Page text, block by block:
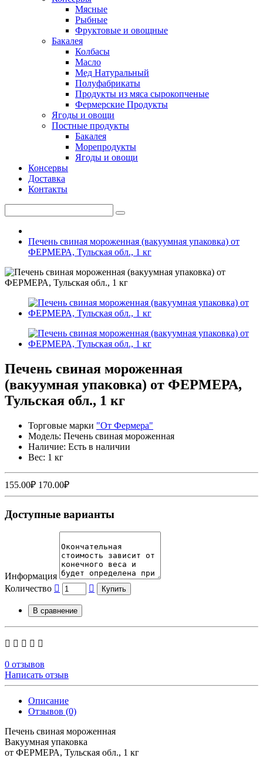
Мясные
Рыбные
Фруктовые и овощные
Бакалея
Колбасы
Масло
Мед Натуральный
Полуфабрикаты
Продукты из мяса сырокопченые
Фермерские Продукты
Ягоды и овощи
Постные продукты
Бакалея
Морепродукты
Ягоды и овощи
Консервы
Доставка
Контакты
Печень свиная мороженная (вакуумная упаковка) от
ФЕРМЕРА, Тульская обл., 1 кг
Печень свиная мороженная
(вакуумная упаковка) от ФЕРМЕРА,
Тульская обл., 1 кг
Торговые марки "От Фермера"
Модель: Печень свиная мороженная
Наличие: Есть в наличии
Вес: 1 кг
155.00₽ 170.00₽
Доступные варианты
Информация
Количество
Купить
В сравнение
0 отзывов
Написать отзыв
Описание
Отзывов (0)
Печень свиная мороженная
Вакуумная упаковка
от ФЕРМЕРА, Тульская обл., 1 кг